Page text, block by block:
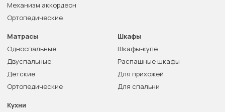
Механизм аккордеон
Ортопедические
Матрасы
Односпальные
Двуспальные
Детские
Ортопедические
Шкафы
Шкафы-купе
Распашные шкафы
Для прихожей
Для спальни
Кухни